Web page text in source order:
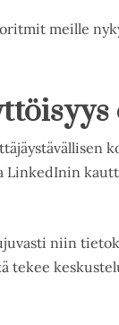
meille
LinkedInin
niin